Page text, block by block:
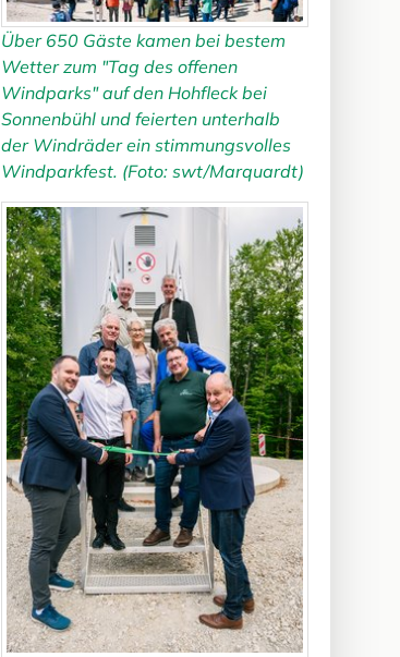
Über 650 Gäste kamen bei bestem
Wetter zum "Tag des offenen
Windparks" auf den Hohfleck bei
Sonnenbühl und feierten unterhalb
der Windräder ein stimmungsvolles
Windparkfest. (Foto: swt/Marquardt)